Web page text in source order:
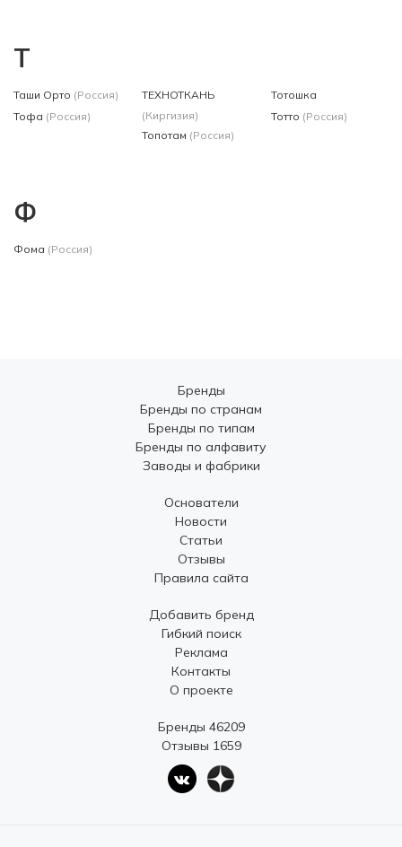
Т
Таши Орто (Россия)
Тофа (Россия)
ТЕХНОТКАНЬ
(Киргизия)
Топотам (Россия)
Тотошка
Тотто (Россия)
Ф
Фома (Россия)
Бренды
Бренды по странам
Бренды по типам
Бренды по алфавиту
Заводы и фабрики
Основатели
Новости
Статьи
Отзывы
Правила сайта
Добавить бренд
Гибкий поиск
Реклама
Контакты
О проекте
Бренды 46209
Отзывы 1659